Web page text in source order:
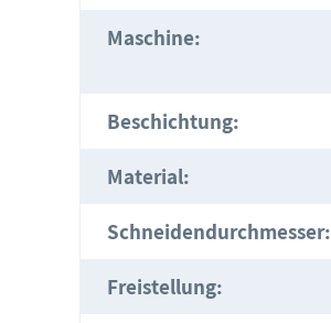
Maschine:
Beschichtung:
Material:
Schneidendurchmesser:
Freistellung: